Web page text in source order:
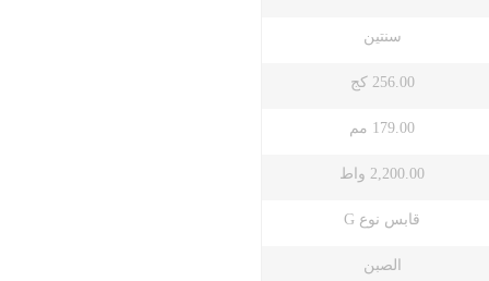
سنتين
256.00 كج
179.00 مم
2,200.00 واط
قابس نوع G
الصبن